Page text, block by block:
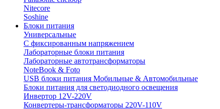
Nitecore
Soshine
Блоки питания
Универсальные
C фиксированным напряжением
Лабораторные блоки питания
Лабораторные автотрансформаторы
NoteBook & Foto
USB блоки питания Мобильные & Автомобильные
Блоки питания для светодиодного освещения
Инвертор 12V-220V
Конвертеры-трансформаторы 220V-110V